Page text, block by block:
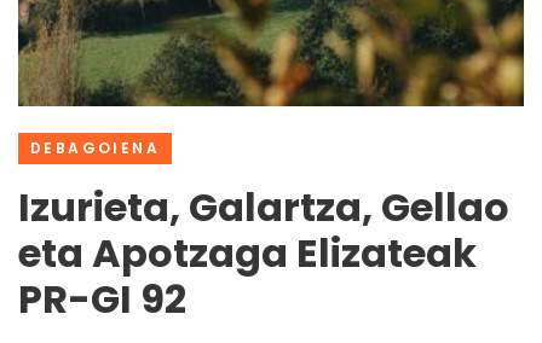
DEBAGOIENA
Izurieta, Galartza, Gellao
eta Apotzaga Elizateak
PR-GI 92